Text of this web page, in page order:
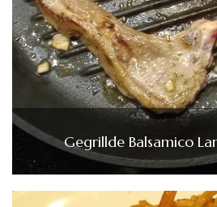
Gegrillde Balsamico